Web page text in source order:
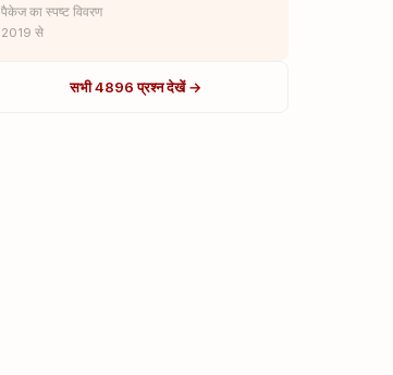
पैकेज का स्पष्ट विवरण
2019 से
सभी 4896 प्रश्न देखें →